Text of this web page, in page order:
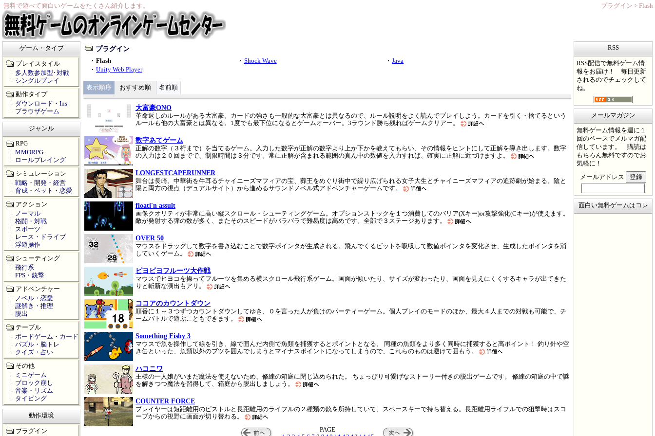
無料で遊べて面白いゲームをたくさん紹介します。 プラグイン > Flash
プラグイン
Flash Shock Wave
Java
Unity Web Player
表示順序 おすすめ順 名前順
大富豪ONO
革命返しのルールがある大富豪。カードの強さも一般的な大富豪とは異なるので、ルール説明をよく読んでプレイしよう。カードを引く・捨てるという
ルールも他の大富豪とは異なる。1度でも最下位になるとゲームオーバー。3ラウンド勝ち残ればゲームクリアー。
数字あてゲーム
正解の数字（３桁まで）を当てるゲーム。入力した数字が正解の数字より上か下かを教えてもらい、その情報をヒントにして正解を導き出します。数字
の入力は２０回までで、制限時間は３分です。常に正解が含まれる範囲の真ん中の数値を入力すれば、確実に正解に近づけますよ。
LONGESTCAPERUNNER
舞台は長崎。中華街を牛耳るチャイニーズマフィアの宝、葬王をめぐり街中で繰り広げられる女子大生とチャイニーズマフィアの追跡劇が始まる。陰と
陽と両方の視点（デュアルサイト）から進めるサウンドノベル式アドベンチャーゲームです。
floati'n assult
画像クオリティが非常に高い縦スクロール・シューティングゲーム。オプションストックを１つ消費してのバリア(Xキー)or攻撃強化(Cキー)が使えます。
敵が発射する弾の数が多く、またそのスピードがバラバラで難易度は高めです。全部で３ステージあります。
OVER 50
マウスをドラッグして数字を書き込むことで数字ポインタが生成される。飛んでくるビットを吸収して数値ポインタを変化させ、生成したポインタを消
していくゲーム。
ピヨピヨフルーツ大作戦
マウスでヒヨコを操ってフルーツを集める横スクロール飛行系ゲーム。画面が傾いたり、サイズが変わったり、画面を見えにくくするキャラが出てきた
りと斬新な演出もアリ。
ココアのカウントダウン
順番に１～３つずつカウントダウンしてゆき、０を言った人が負けのパーティーゲーム。個人プレイのモードのほか、最大４人までの対戦も可能で、チ
ームバトルで遊ぶこともできます。
Something Fishy 3
マウスで魚を操作して線を引き、線で囲んだ内側で魚類を捕獲するとポイントとなる。 同種の魚類をより多く同時に捕獲すると高ポイント！ 釣り針や空
き缶といった、魚類以外のブツを囲んでしまうとマイナスポイントになってしまうので、これらのものは避けて囲もう。
ハコニワ
王様の一人娘がいまだ魔法を使えないため、修練の箱庭に閉じ込められた。 ちょっぴり可愛げなストーリー付きの脱出ゲームです。 修練の箱庭の中で謎
を解きつつ魔法を習得して、箱庭から脱出しましょう。
COUNTER FORCE
プレイヤーは短距離用のピストルと長距離用のライフルの２種類の銃を所持していて、スペースキーで持ち替える。長距離用ライフルでの狙撃時はスコ
ープからの視野に画面が切り替わる。
PAGE
ゲーム・タイプ
プレイスタイル
多人数参加型･対戦
シングルプレイ
動作タイプ
ダウンロード・Ins
ブラウザゲーム
ジャンル
RPG
MMORPG
ロールプレイング
シミュレーション
戦略・開発・経営
育成・ペット・恋愛
アクション
ノーマル
格闘・対戦
スポーツ
レース・ドライブ
浮遊操作
シューティング
飛行系
FPS・銃撃
アドベンチャー
ノベル・恋愛
謎解き・推理
脱出
テーブル
ボードゲーム・カード
パズル・脳トレ
クイズ・占い
その他
ミニゲーム
ブロック崩し
音楽・リズム
タイピング
動作環境
プラグイン
RSS
RSS配信で無料ゲーム情
報をお届け！ 毎日更新
されるのでチェックして
ね。
メールマガジン
無料ゲーム情報を週に１
回のペースでメルマガ配
信しています。 購読は
もちろん無料ですのでお
気軽に！
メールアドレス
面白い無料ゲームはコレ